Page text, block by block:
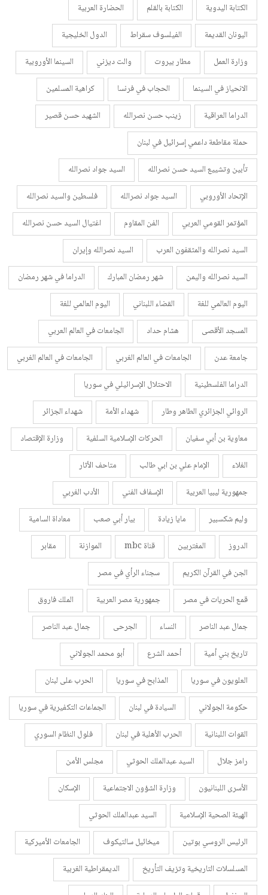
الكتابة اليدوية
الكتابة بالقلم
الحضارة العربية
اليونان القديمة
الفيلسوف سقراط
الدول الخليجية
وزارة العمل
مطار بيروت والت ديزني
السينما الأوروبية
الانحياز في السينما
الحجاب في فرنسا
كراهية المسلمين
الدراما العراقية
زينب حسن نصرالله
الشهيد حسن قصير
حملة مقاطعة داعمي إسرائيل في لبنان
تأبين وتشييع السيد حسن نصرالله
السيد جواد نصرالله
الإتحاد الأوروبي
السيد جواد نصرالله
فلسطين والسيد نصرالله
المؤتمر القومي العربي
الفن المقاوم
اغتيال السيد حسن نصرالله
السيد نصرالله والمثقفون العرب
السيد نصرالله وإيران
السيد نصرالله واليمن
شهر رمضان المبارك
الدراما في شهر رمضان
اليوم العالمي للغة
القضاء اللبناني
اليوم العالمي للغة
المسجد الأقصى
هشام حداد
الجامعات في العالم العربي
جامعة عدن
الجامعات في العالم الغربي
الجامعات في العالم الغربي
الدراما الفلسطينية
الاحتلال الإسرائيلي في سوريا
الروائي الجزائري الطاهر وطار
شهداء الأمة
شهداء الجزائر
معاوية بن أبي سفيان
الحركات الإسلامية السلفية
وزارة الإقتصاد
الغلاء
الإمام علي بن ابي طالب
متاحف الأثار
جمهورية ليبيا العربية
الإسفاف الفني
الأدب الغربي
وليم شكسبير
مايا زيادة بيار أبي صعب
معاداة السامية
الدروز
المغتربين قناة mbc الموازنة
مقابر
الجن في القرآن الكريم
سجناء الرأي في مصر
قمع الحريات في مصر
جمهورية مصر العربية
الملك فاروق
جمال عبد الناصر
النساء الجرحى
جمال عبد الناصر
تاريخ بني أمية
أحمد الشرع
أبو محمد الجولاني
العلويون في سوريا
المذابح في سوريا
الحرب على لبنان
حكومة الجولاني
السيادة في لبنان
الجماعات التكفيرية في سوريا
القوات اللبنانية
الحرب الأهلية في لبنان
فلول النظام السوري
رامز جلال
السيد عبدالملك الحوثي
مجلس الأمن
الأسرى اللبنانيون
وزارة الشؤون الاجتماعية
الإسكان
الهيئة الصحية الإسلامية
السيد عبدالملك الحوثي
الرئيس الروسي بوتين
ميخائيل سالتيكوف
الجامعات الأميركية
المسلسلات التاريخية وتزيف التأريخ
الديمقراطية الغربية